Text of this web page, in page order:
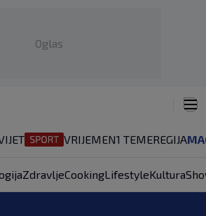
Oglas
VRIJEMEN1 TEMEREGIJA
ZdravljeCookingLifestyleKultura